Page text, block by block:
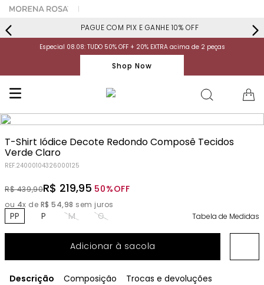
PAGUE COM PIX E GANHE 10% OFF
Especial 08.08: TUDO 50% OFF + 20% EXTRA acima de 2 peças
Shop Now
T-Shirt Iódice Decote Redondo Composê Tecidos
Verde Claro
REF.24000104326000125
R$ 439,90R$ 219,95 50%OFF
ou 4x de R$ 54,98 sem juros
PP P M G Tabela de Medidas
Adicionar à sacola
Descrição Composição Trocas e devoluções